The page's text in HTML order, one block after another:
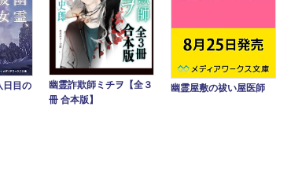
日目の
幽霊詐欺師ミチヲ【全３
冊 合本版】
幽霊屋敷の祓い屋医師